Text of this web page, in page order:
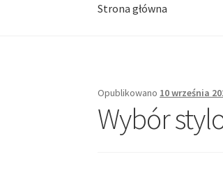
Strona główna
Opublikowano 10 września
Wybór